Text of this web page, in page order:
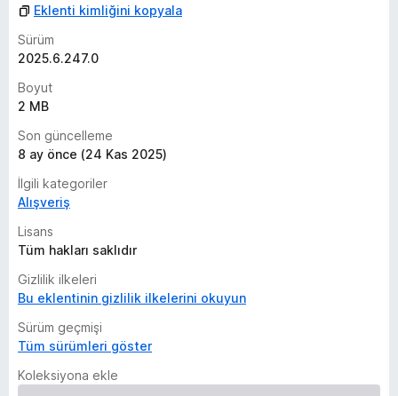
Eklenti kimliğini kopyala
Sürüm
2025.6.247.0
Boyut
2 MB
Son güncelleme
8 ay önce (24 Kas 2025)
İlgili kategoriler
Alışveriş
Lisans
Tüm hakları saklıdır
Gizlilik ilkeleri
Bu eklentinin gizlilik ilkelerini okuyun
Sürüm geçmişi
Tüm sürümleri göster
Koleksiyona ekle